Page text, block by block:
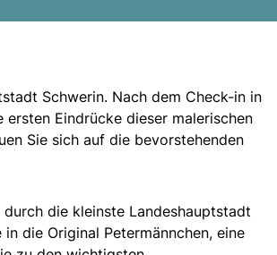
Schwerin. Nach dem Check-in in
Eindrücke dieser malerischen
Sie sich auf die bevorstehenden
die kleinste Landeshauptstadt
die Original Petermännchen, eine